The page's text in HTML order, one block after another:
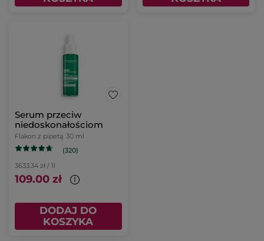
Serum przeciw
niedoskonałościom
Flakon z pipetą 30 ml
(320)
3633.34 zł / 1l
109.00 zł
DODAJ DO
KOSZYKA